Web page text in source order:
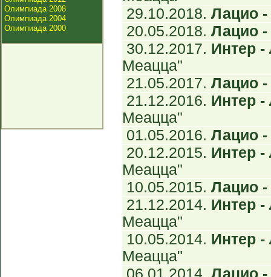
Олимпиада 2008
Олимпиада 2004
Олимпиада 2000
29.10.2018. Лацио -
20.05.2018. Лацио -
30.12.2017. Интер -
Меацца"
21.05.2017. Лацио -
21.12.2016. Интер -
Меацца"
01.05.2016. Лацио -
20.12.2015. Интер -
Меацца"
10.05.2015. Лацио -
21.12.2014. Интер -
Меацца"
10.05.2014. Интер -
Меацца"
06.01.2014. Лацио -